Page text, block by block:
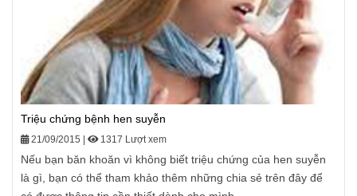
Triệu chứng bệnh hen suyễn
21/09/2015 | 1317 Lượt xem
Nếu bạn băn khoăn vì không biết triệu chứng của hen suyễn
là gì, bạn có thể tham khảo thêm những chia sẻ trên đây để